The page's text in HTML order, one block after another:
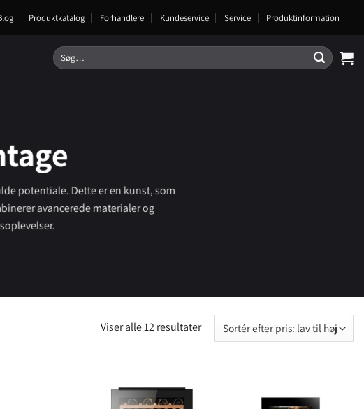
Produktkatalog Forhandlere Kundeservice Service Produktinformation
Søg
efter:
potentiale. Dette er en kunst, som
avancerede materialer og
Viser alle 12 resultater